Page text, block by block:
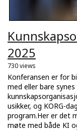
2025
730 views
Konferansen er for
med eller bare
usikker, og KORG-
program.Her er det
møte med både KI